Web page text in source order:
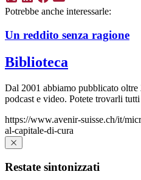
Potrebbe anche interessarle:
Un reddito senza ragione
Biblioteca
Dal 2001 abbiamo pubblicato
podcast e video. Potete trovarli
https://www.avenir-suisse.ch/it/
al-capitale-di-cura
Restate sintonizzati